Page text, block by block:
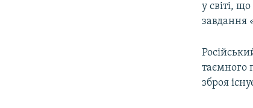
у світі,
завдання
таємного
зброя